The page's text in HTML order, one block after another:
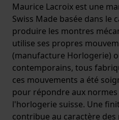
Maurice Lacroix est une
Swiss Made basée dans le
produire les montres
utilise ses propres
(manufacture Horlogerie)
contemporains, tous
ces mouvements a été
pour répondre aux
l'horlogerie suisse. Une
contribue au caractère des